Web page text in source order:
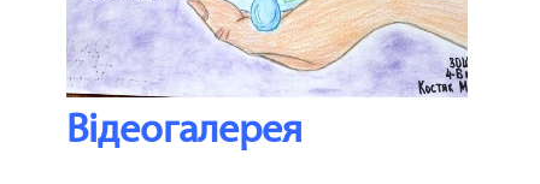
Відеогалерея